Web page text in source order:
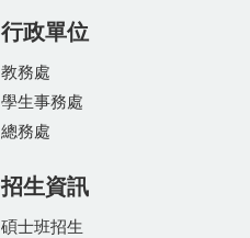
行政單位
教務處
學生事務處
總務處
招生資訊
碩士班招生